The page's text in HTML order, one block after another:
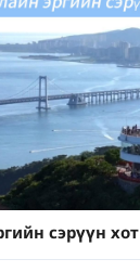
сэрүүн хот